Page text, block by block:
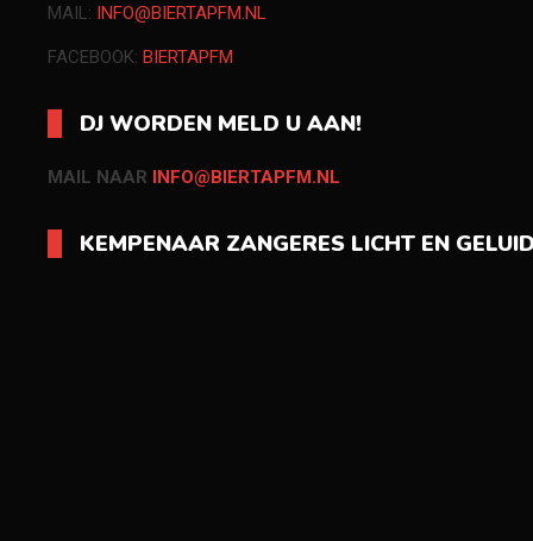
MAIL: INFO@BIERTAPFM.NL
FACEBOOK: BIERTAPFM
DJ WORDEN MELD U AAN!
MAIL NAAR INFO@BIERTAPFM.NL
KEMPENAAR ZANGERES LICHT EN